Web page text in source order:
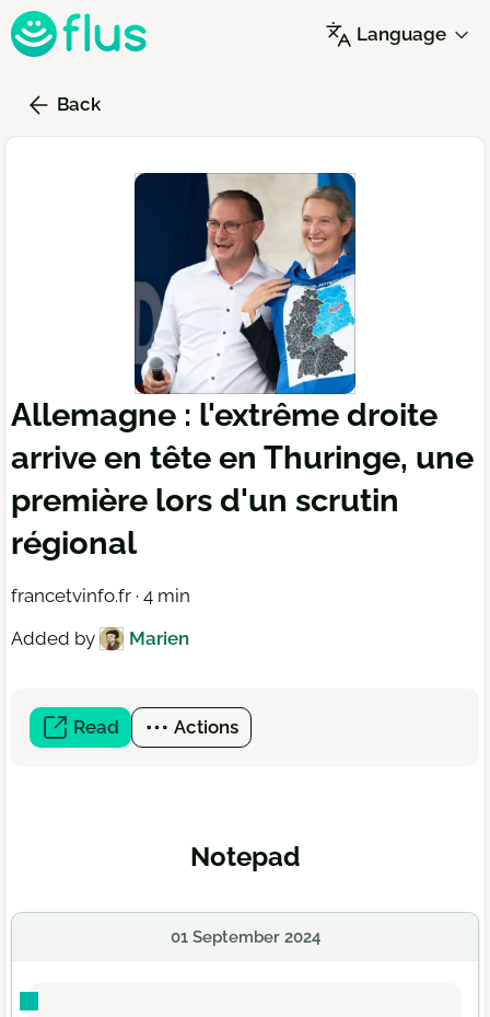
Skip
to
content
Language
Back
Allemagne : l'extrême droite
arrive en tête en Thuringe, une
première lors d'un scrutin
régional
francetvinfo.fr · 4 min
Added by
Marien
Read (open
a
Actions
Notepad
01 September 2024